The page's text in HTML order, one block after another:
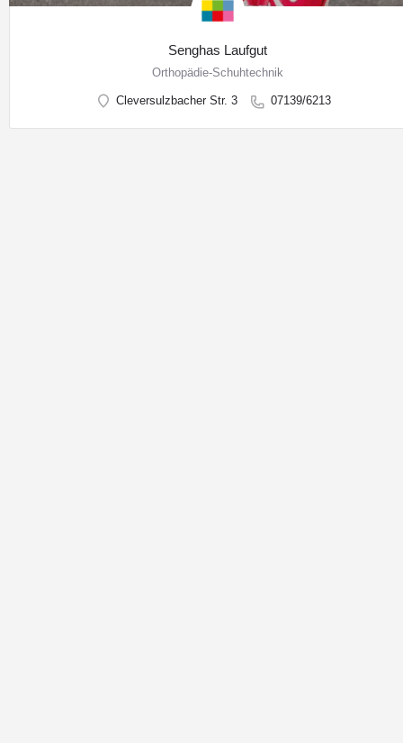
Senghas Laufgut
Orthopädie-Schuhtechnik
Cleversulzbacher Str. 3 07139/6213